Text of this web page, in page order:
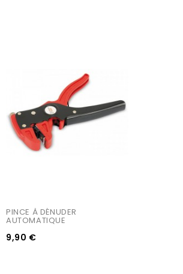
PINCE À DÉNUDER
AUTOMATIQUE
9,90 €